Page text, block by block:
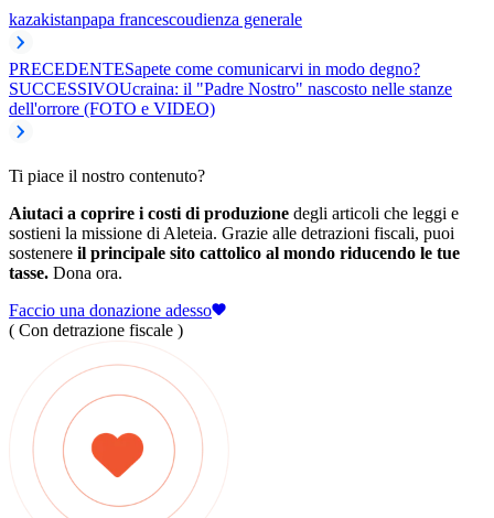
kazakistanpapa francescoudienza generale
PRECEDENTESapete come comunicarvi in modo degno?
SUCCESSIVOUcraina: il "Padre Nostro" nascosto nelle stanze
dell'orrore (FOTO e VIDEO)
Ti piace il nostro contenuto?
Aiutaci a coprire i costi di produzione degli articoli che leggi e
sostieni la missione di Aleteia. Grazie alle detrazioni fiscali, puoi
sostenere il principale sito cattolico al mondo riducendo le tue
tasse. Dona ora.
Faccio una donazione adesso
( Con detrazione fiscale )